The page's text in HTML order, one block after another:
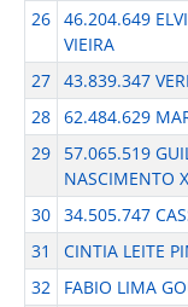
26 46.204.649
VIEIRA
27 43.839.347
28 62.484.629
29
57.065.519
NASCIMENTO
30 34.505.747
31
CINTIA LEITE
32
FABIO LIMA